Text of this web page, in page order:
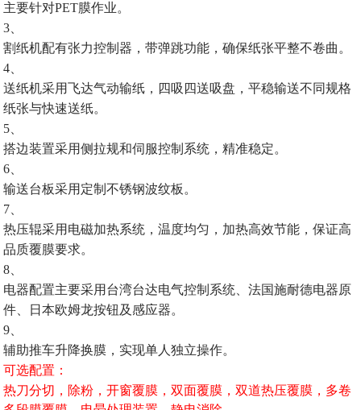
主要针对PET膜作业。
3、
割纸机配有张力控制器，带弹跳功能，确保纸张平整不卷曲。
4、
送纸机采用飞达气动输纸，四吸四送吸盘，平稳输送不同规格
纸张与快速送纸。
5、
搭边装置采用侧拉规和伺服控制系统，精准稳定。
6、
输送台板采用定制不锈钢波纹板。
7、
热压辊采用电磁加热系统，温度均匀，加热高效节能，保证高
品质覆膜要求。
8、
电器配置主要采用台湾台达电气控制系统、法国施耐德电器原
件、日本欧姆龙按钮及感应器。
9、
辅助推车升降换膜，实现单人独立操作。
可选配置：
热刀分切，除粉，开窗覆膜，双面覆膜，双道热压覆膜，多卷